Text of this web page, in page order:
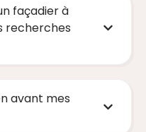
façadier à
recherches
avant mes